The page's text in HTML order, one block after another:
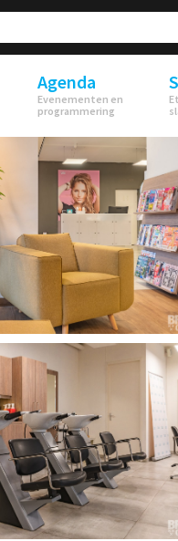
Agenda
Evenementen en
programmering